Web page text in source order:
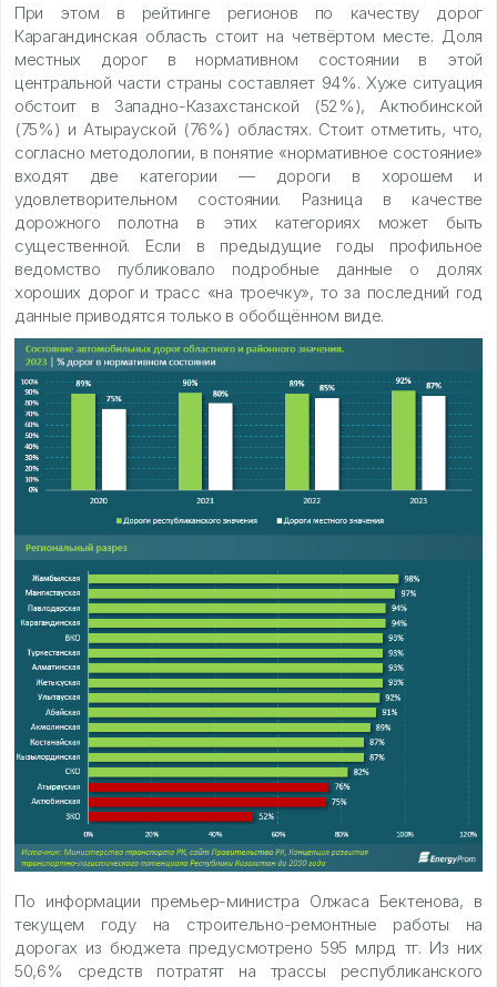
При этом в рейтинге регионов по качеству дорог
Карагандинская область стоит на четвёртом месте. Доля
местных дорог в нормативном состоянии в этой
центральной части страны составляет 94%. Хуже ситуация
обстоит в Западно-Казахстанской (52%), Актюбинской
(75%) и Атырауской (76%) областях. Стоит отметить, что,
согласно методологии, в понятие «нормативное состояние»
входят две категории — дороги в хорошем и
удовлетворительном состоянии. Разница в качестве
дорожного полотна в этих категориях может быть
существенной. Если в предыдущие годы профильное
ведомство публиковало подробные данные о долях
хороших дорог и трасс «на троечку», то за последний год
данные приводятся только в обобщённом виде.
По информации премьер-министра Олжаса Бектенова, в
текущем году на строительно-ремонтные работы на
дорогах из бюджета предусмотрено 595 млрд тг. Из них
50,6% средств потратят на трассы республиканского